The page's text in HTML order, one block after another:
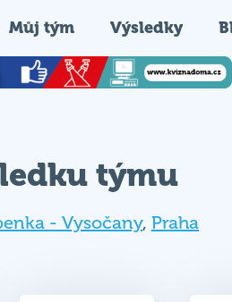
Můj tým Výsledky
týmu
- Vysočany, Praha